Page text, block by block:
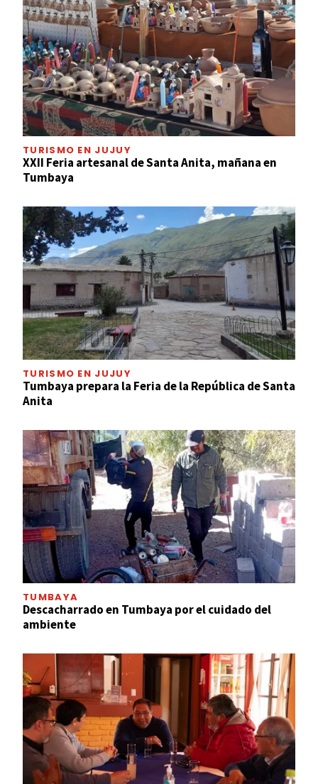
TURISMO EN JUJUY
XXII Feria artesanal de Santa Anita, mañana en
Tumbaya
TURISMO EN JUJUY
Tumbaya prepara la Feria de la República de Santa
Anita
TUMBAYA
Descacharrado en Tumbaya por el cuidado del
ambiente